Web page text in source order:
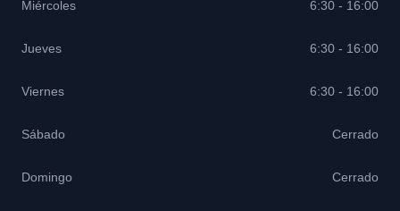
Miércoles 6:30 - 16:00
Jueves 6:30 - 16:00
Viernes 6:30 - 16:00
Sábado Cerrado
Domingo Cerrado